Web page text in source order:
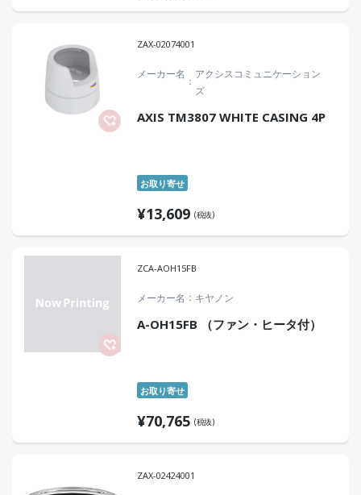
ZAX-02074001
メーカー名
アクシスコミュニケーション
ズ
AXIS TM3807 WHITE CASING 4P
お取り寄せ
¥13,609 (税抜)
ZCA-AOH15FB
メーカー名 キヤノン
A-OH15FB （ファン・ヒータ付）
お取り寄せ
¥70,765 (税抜)
ZAX-02424001